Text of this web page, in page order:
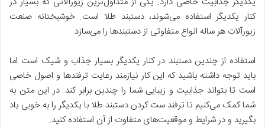
کنار یکدیگر استفاده می‌شوند، دستبند طلا است. خوشبختانه صنعت
زیورآلات هر ساله انواع متفاوتی از دستبندها را می‌سازد.
استفاده از چندین دستبند در کنار یکدیگر بسیار جذاب و شیک است اما
باید توجه داشته باشید که این کار نیازمند رعایت ترفندها و اصول خاصی
است تا بتواند جذابیت و زیبایی شما را چندین برابر کند. در این متن به
شما کمک می‌کنیم تا ترفند ست کردن دستبند طلا با یکدیگر را به خوبی یاد
بگیرید و در شرایط و موقعیت‌های متفاوت از آن استفاده کنید.